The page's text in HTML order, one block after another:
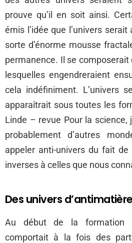
prouve qu’il en soit ainsi.
émis l’idée que l’univers
sorte d’énorme mousse
permanence. Il se
lesquelles engendreraient
cela indéfiniment. L’univers
apparaîtrait sous toutes les
Linde – revue Pour la science,
probablement d’autres
appeler anti-univers du fait
inverses à celles que nous
Des univers d’antimatière
Au début de la formation
comportait à la fois des